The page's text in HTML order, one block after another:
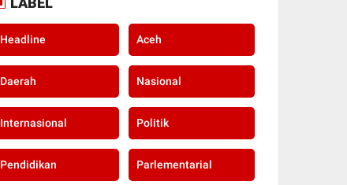
Headline Aceh
Daerah Nasional
Internasional Politik
Pendidikan Parlementarial